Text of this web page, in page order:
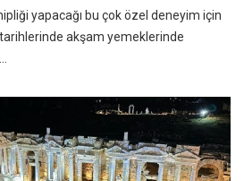
yapacağı bu çok özel deneyim için
tarihlerinde akşam yemeklerinde